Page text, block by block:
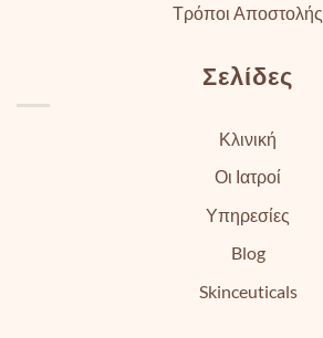
Τρόποι Αποστολής
Σελίδες
Κλινική
Οι Ιατροί
Υπηρεσίες
Blog
Skinceuticals